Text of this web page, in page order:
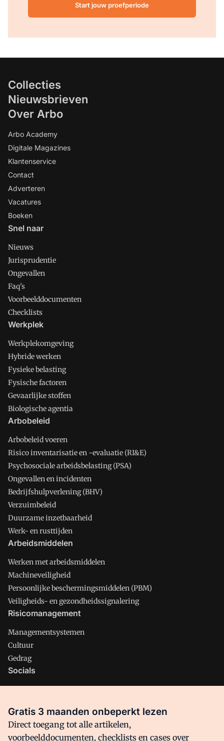
Start jouw proefperiode
Collecties
Nieuwsbrieven
Over Arbo
Arbo Academy
Digitale Magazines
Klantenservice
Contact
Adverteren
Vacatures
Boeken
Snel naar
Nieuws
Jurisprudentie
Ongevallen
Faq's
Voorbeelddocumenten
Checklists
Werkplek
Werkplekomgeving
Hybride werken
Fysieke belasting
Fysische factoren
Gevaarlijke stoffen
Biologische agentia
Arbobeleid
Arbobeleid voeren
Risico inventarisatie en -evaluatie (RI&E)
Psychosociale arbeidsbelasting (PSA)
Ongevallen en incidenten
Bedrijfshulpverlening (BHV)
Verzuimbeleid
Duurzame inzetbaarheid
Werk- en rusttijden
Arbeidsmiddelen
Werken met arbeidsmiddelen
Machineveiligheid
Persoonlijke beschermingsmiddelen (PBM)
Veiligheids- en gezondheidssignalering
Risicomanagement
Managementsystemen
Cultuur
Gedrag
Socials
Facebook
Gratis 3 maanden onbeperkt lezen
Direct toegang tot alle artikelen,
voorbeelddocumenten, checklists en cases over